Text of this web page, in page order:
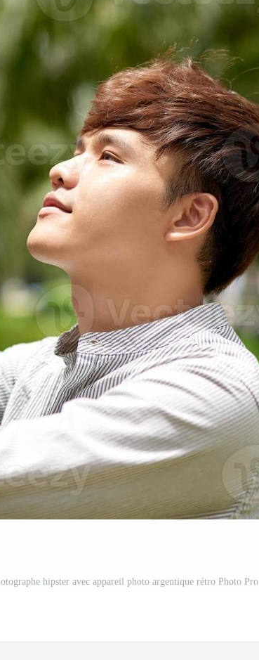
hipster avec appareil photo argentique rétro Photo Pro